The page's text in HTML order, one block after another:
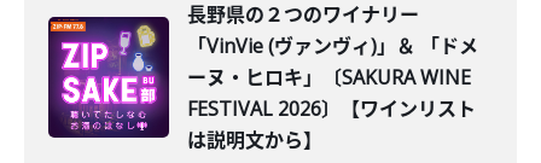
長野県の２つのワイナリー
「VinVie (ヴァンヴィ)」＆ 「ドメ
ーヌ・ヒロキ」〔SAKURA WINE
FESTIVAL 2026〕【ワインリスト
は説明文から】